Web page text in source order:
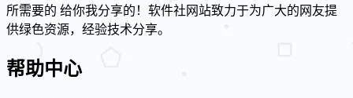
所需要的 给你我分享的！软件社网站致力于为广大的网友提
供绿色资源，经验技术分享。
帮助中心